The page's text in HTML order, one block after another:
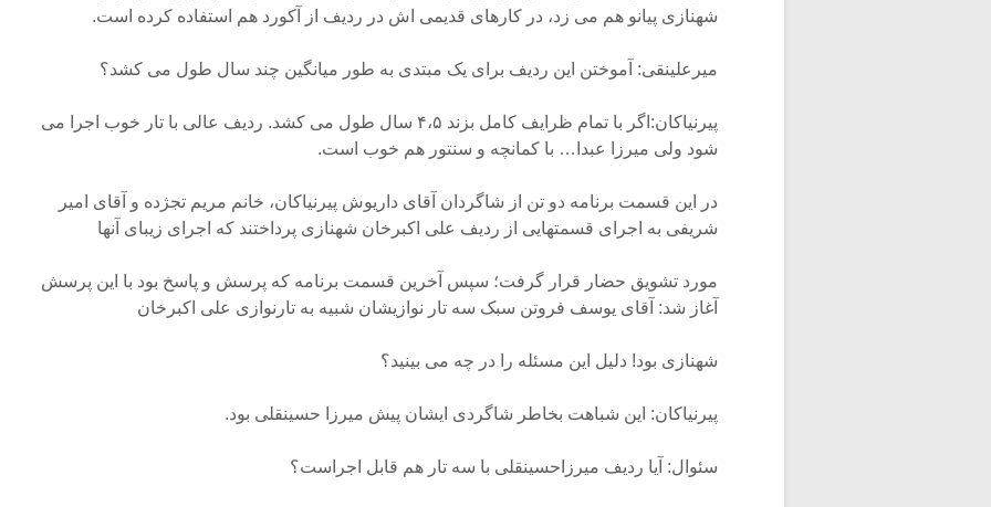
شهنازی پیانو هم می زد، در کارهای قدیمی اش در ردیف از آکورد هم استفاده کرده است.
میرعلینقی: آموختن این ردیف برای یک مبتدی به طور میانگین چند سال طول می کشد؟
پیرنیاکان:اگر با تمام ظرایف کامل بزند ۴،۵ سال طول می کشد. ردیف عالی با تار خوب اجرا می
شود ولی میرزا عبدا… با کمانچه و سنتور هم خوب است.
در این قسمت برنامه دو تن از شاگردان آقای داریوش پیرنیاکان، خانم مریم تجژده و آقای امیر
شریفی به اجرای قسمتهایی از ردیف علی اکبرخان شهنازی پرداختند که اجرای زیبای آنها
مورد تشویق حضار قرار گرفت؛ سپس آخرین قسمت برنامه که پرسش و پاسخ بود با این پرسش
آغاز شد: آقای یوسف فروتن سبک سه تار نوازیشان شبیه به تارنوازی علی اکبرخان
شهنازی بود! دلیل این مسئله را در چه می بینید؟
پیرنیاکان: این شباهت بخاطر شاگردی ایشان پیش میرزا حسینقلی بود.
سئوال: آیا ردیف میرزاحسینقلی با سه تار هم قابل اجراست؟